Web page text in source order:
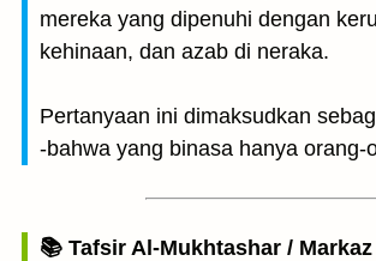
mereka yang dipenuhi dengan
kehinaan, dan azab di neraka.
Pertanyaan ini dimaksudkan
-bahwa yang binasa hanya orang-
📚 Tafsir Al-Mukhtashar /